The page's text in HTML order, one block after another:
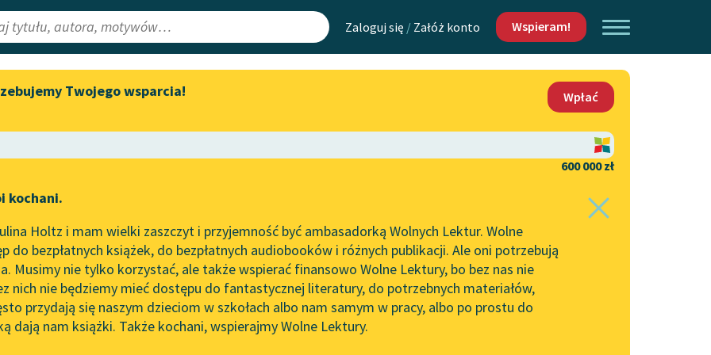
Zaloguj się / Załóż konto Wspieram!
Lektury
redakcyjne
Aktualności
„Prokurator Alicja Horn” do
literatury skandynawskiej
Spotkanie z Katarzyną Tunkiel
w Oslo
102. lata temu zmarł Joseph
Conrad
Mapa Wolnych Lektur
Leśmianator
API
OAI-PMH
Widget Wolnych Lektur
Kontakt
O projekcie
Zasady wykorzystania
Wolnych Lektur
Logotypy
Materiały promocyjne
Twojego wsparcia!
Wpłać
600 000 zł
kochani.
Holtz i mam wielki zaszczyt i przyjemność być ambasadorką Wolnych Lektur. Wolne
do bezpłatnych książek, do bezpłatnych audiobooków i różnych publikacji. Ale oni potrzebują
Musimy nie tylko korzystać, ale także wspierać finansowo Wolne Lektury, bo bez nas nie
nich nie będziemy mieć dostępu do fantastycznej literatury, do potrzebnych materiałów,
przydają się naszym dzieciom w szkołach albo nam samym w pracy, albo po prostu do
dają nam książki. Także kochani, wspierajmy Wolne Lektury.
Skrzydło niewidzialne